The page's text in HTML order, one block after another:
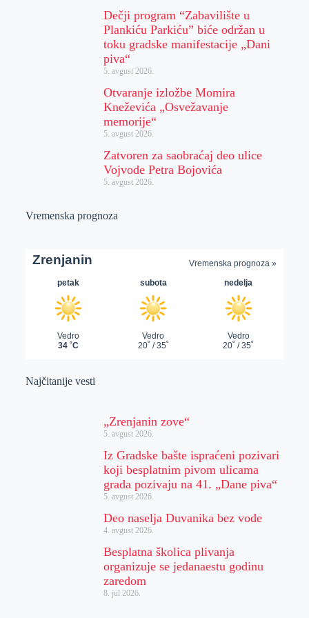
Dečji program “Zabavilište u
Plankiću Parkiću” biće održan u
toku gradske manifestacije „Dani
piva“
5. avgust 2026.
Otvaranje izložbe Momira
Kneževića „Osvežavanje
memorije“
5. avgust 2026.
Zatvoren za saobraćaj deo ulice
Vojvode Petra Bojovića
5. avgust 2026.
Vremenska prognoza
Najčitanije vesti
„Zrenjanin zove“
5. avgust 2026.
Iz Gradske bašte ispraćeni pozivari
koji besplatnim pivom ulicama
grada pozivaju na 41. „Dane piva“
5. avgust 2026.
Deo naselja Duvanika bez vode
4. avgust 2026.
Besplatna školica plivanja
organizuje se jedanaestu godinu
zaredom
8. jul 2026.